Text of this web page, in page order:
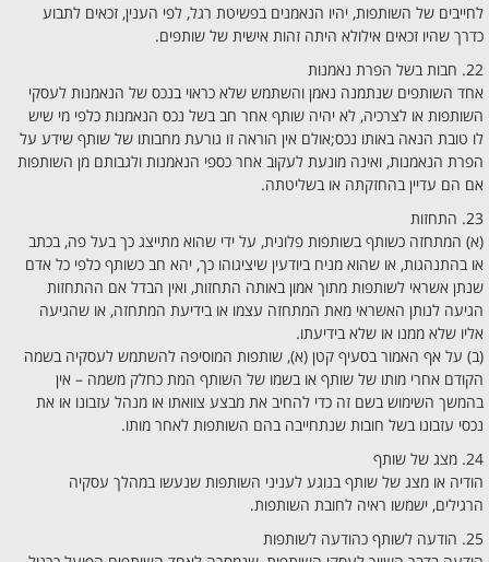
לחייבים של השותפות, יהיו הנאמנים בפשיטת רגל, לפי הענין, זכאים לתבוע
כדרך שהיו זכאים אילולא היתה זהות אישית של שותפים.
22. חבות בשל הפרת נאמנות
אחד השותפים שנתמנה נאמן והשתמש שלא כראוי בנכס של הנאמנות לעסקי
השותפות או לצרכיה, לא יהיה שותף אחר חב בשל נכס הנאמנות כלפי מי שיש
לו טובת הנאה באותו נכס;אולם אין הוראה זו גורעת מחבותו של שותף שידע על
הפרת הנאמנות, ואינה מונעת לעקוב אחר כספי הנאמנות ולגבותם מן השותפות
אם הם עדיין בהחזקתה או בשליטתה.
23. התחזות
(א) המתחזה כשותף בשותפות פלונית, על ידי שהוא מתייצג כך בעל פה, בכתב
או בהתנהגות, או שהוא מניח ביודעין שיציגוהו כך, יהא חב כשותף כלפי כל אדם
שנתן אשראי לשותפות מתוך אמון באותה התחזות, ואין הבדל אם ההתחזות
הגיעה לנותן האשראי מאת המתחזה עצמו או בידיעת המתחזה, או שהגיעה
אליו שלא ממנו או שלא בידיעתו.
(ב) על אף האמור בסעיף קטן (א), שותפות המוסיפה להשתמש לעסקיה בשמה
הקודם אחרי מותו של שותף או בשמו של השותף המת כחלק משמה – אין
בהמשך השימוש בשם זה כדי להחיב את מבצע צוואתו או מנהל עזבונו או את
נכסי עזבונו בשל חובות שנתחייבה בהם השותפות לאחר מותו.
24. מצג של שותף
הודיה או מצג של שותף בנוגע לעניני השותפות שנעשו במהלך עסקיה
הרגילים, ישמשו ראיה לחובת השותפות.
25. הודעה לשותף כהודעה לשותפות